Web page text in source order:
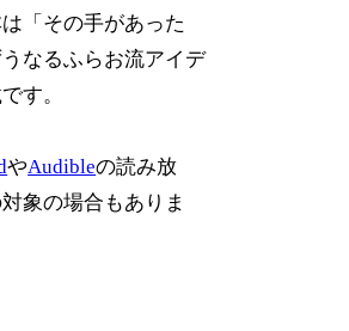
「その手があった
なるふらお流アイデ
す。
やAudibleの読み放
象の場合もありま